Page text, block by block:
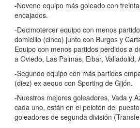
-Noveno equipo más goleado con
encajados.
-Decimotercer equipo con menos
domicilio (cinco) junto con Burgos y
Equipo con menos partidos perdidos a
a Oviedo, Las Palmas, Eibar, Valladolid,
-Segundo equipo con más partidos
(diez) ex aequo con Sporting de Gijón.
-Nuestros mejores goleadores, Vada y
cada uno, están en el pelotón del
goleadores de segunda división